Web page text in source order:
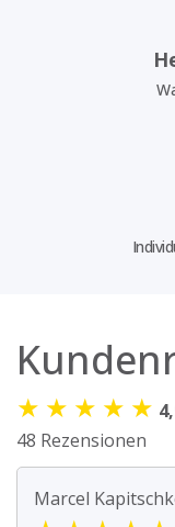
★ ★ ★ ★ ★
48 Rezensionen
Marcel